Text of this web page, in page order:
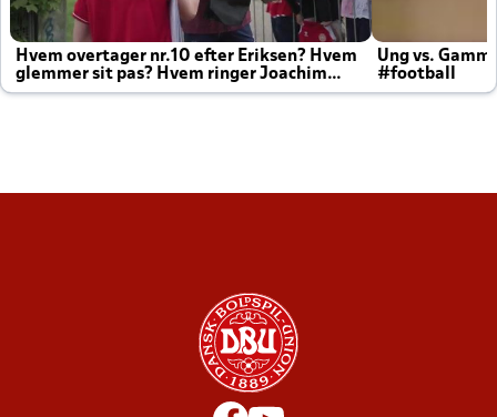
Hvem overtager nr.10 efter Eriksen? Hvem
glemmer sit pas? Hvem ringer Joachim
altid til efter kampe?
Ung vs.
#football